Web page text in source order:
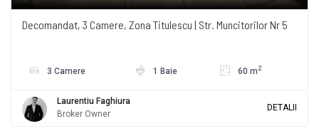
Decomandat, 3 Camere, Zona Titulescu | Str. Muncitorilor Nr 5
3 Camere 1 Baie 60 m 2
Laurentiu Faghiura
Broker Owner
DETALII